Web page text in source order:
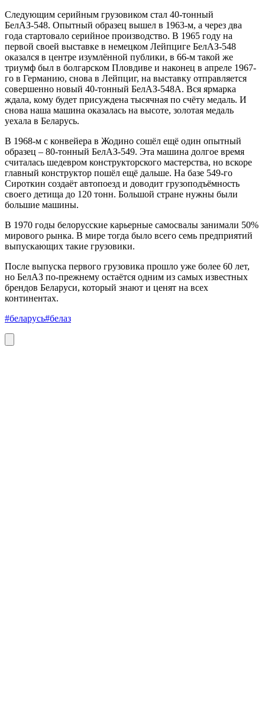
Следующим серийным грузовиком стал 40-тонный
БелАЗ-548. Опытный образец вышел в 1963-м, а через два
года стартовало серийное производство. В 1965 году на
первой своей выставке в немецком Лейпциге БелАЗ-548
оказался в центре изумлённой публики, в 66-м такой же
триумф был в болгарском Пловдиве и наконец в апреле 1967-
го в Германию, снова в Лейпциг, на выставку отправляется
совершенно новый 40-тонный БелАЗ-548А. Вся ярмарка
ждала, кому будет присуждена тысячная по счёту медаль. И
снова наша машина оказалась на высоте, золотая медаль
уехала в Беларусь.
В 1968-м с конвейера в Жодино сошёл ещё один опытный
образец – 80-тонный БелАЗ-549. Эта машина долгое время
считалась шедевром конструкторского мастерства, но вскоре
главный конструктор пошёл ещё дальше. На базе 549-го
Сироткин создаёт автопоезд и доводит грузоподъёмность
своего детища до 120 тонн. Большой стране нужны были
большие машины.
В 1970 годы белорусские карьерные самосвалы занимали 50%
мирового рынка. В мире тогда было всего семь предприятий
выпускающих такие грузовики.
После выпуска первого грузовика прошло уже более 60 лет,
но БелАЗ по-прежнему остаётся одним из самых известных
брендов Беларуси, который знают и ценят на всех
континентах.
#беларусь#белаз